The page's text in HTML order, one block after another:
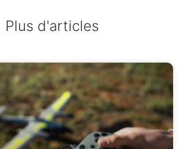
Plus d'articles